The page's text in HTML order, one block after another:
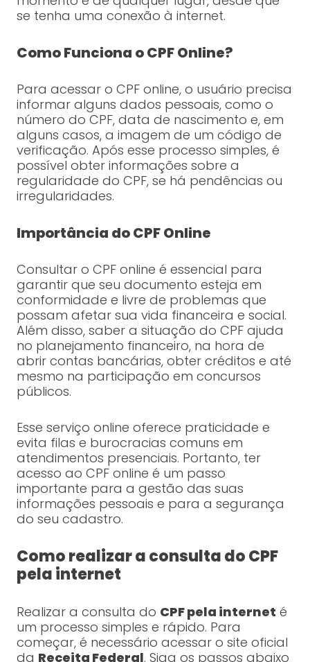
se tenha uma conexão à internet.
Como Funciona o CPF Online?
Para acessar o CPF online, o usuário precisa
informar alguns dados pessoais, como o
número do CPF, data de nascimento e, em
alguns casos, a imagem de um código de
verificação. Após esse processo simples, é
possível obter informações sobre a
regularidade do CPF, se há pendências ou
irregularidades.
Importância do CPF Online
Consultar o CPF online é essencial para
garantir que seu documento esteja em
conformidade e livre de problemas que
possam afetar sua vida financeira e social.
Além disso, saber a situação do CPF ajuda
no planejamento financeiro, na hora de
abrir contas bancárias, obter créditos e até
mesmo na participação em concursos
públicos.
Esse serviço online oferece praticidade e
evita filas e burocracias comuns em
atendimentos presenciais. Portanto, ter
acesso ao CPF online é um passo
importante para a gestão das suas
informações pessoais e para a segurança
do seu cadastro.
Como realizar a consulta do CPF
pela internet
Realizar a consulta do CPF pela internet é
um processo simples e rápido. Para
começar, é necessário acessar o site oficial
da Receita Federal. Siga os passos abaixo